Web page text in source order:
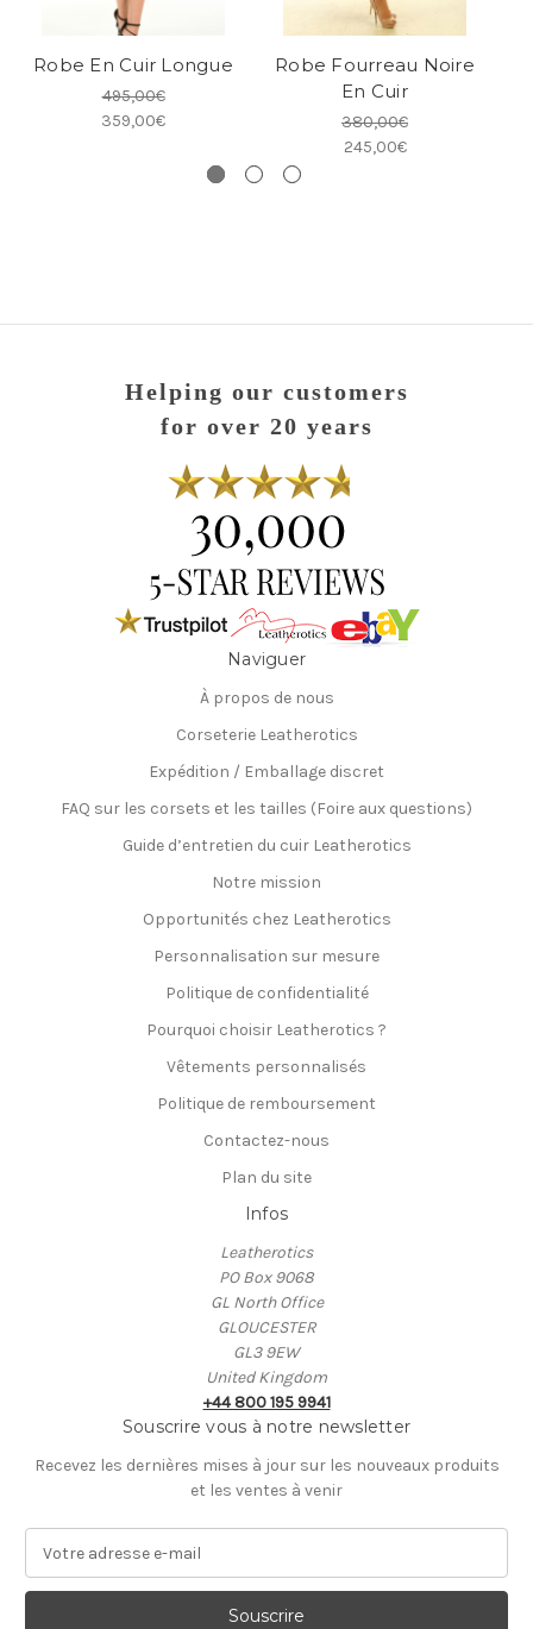
Robe En Cuir Longue
495,00€
359,00€
Robe Fourreau Noire
En Cuir
380,00€
245,00€
Helping our customers
for over 20 years
Naviguer
À propos de nous
Corseterie Leatherotics
Expédition / Emballage discret
FAQ sur les corsets et les tailles (Foire aux questions)
Guide d’entretien du cuir Leatherotics
Notre mission
Opportunités chez Leatherotics
Personnalisation sur mesure
Politique de confidentialité
Pourquoi choisir Leatherotics ?
Vêtements personnalisés
Politique de remboursement
Contactez-nous
Plan du site
Infos
Leatherotics
PO Box 9068
GL North Office
GLOUCESTER
GL3 9EW
United Kingdom
+44 800 195 9941
Souscrire vous à notre newsletter
Recevez les dernières mises à jour sur les nouveaux produits
et les ventes à venir
r